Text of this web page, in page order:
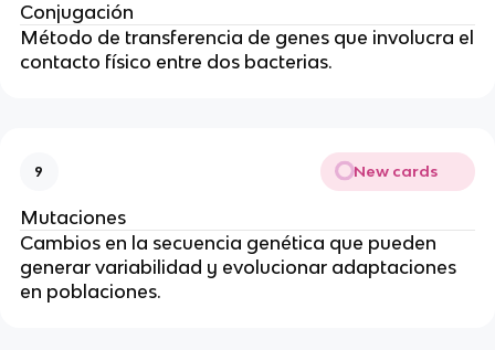
Conjugación
Método de transferencia de genes que involucra el
contacto físico entre dos bacterias.
9 New cards
Mutaciones
Cambios en la secuencia genética que pueden
generar variabilidad y evolucionar adaptaciones
en poblaciones.